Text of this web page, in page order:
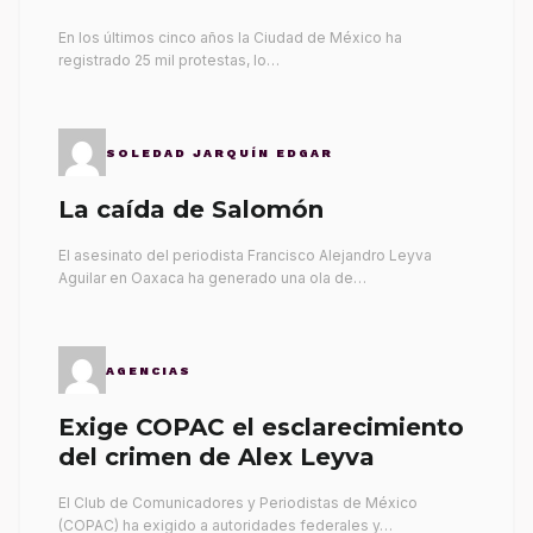
En los últimos cinco años la Ciudad de México ha
registrado 25 mil protestas, lo…
SOLEDAD JARQUÍN EDGAR
La caída de Salomón
El asesinato del periodista Francisco Alejandro Leyva
Aguilar en Oaxaca ha generado una ola de…
AGENCIAS
Exige COPAC el esclarecimiento
del crimen de Alex Leyva
El Club de Comunicadores y Periodistas de México
(COPAC) ha exigido a autoridades federales y…